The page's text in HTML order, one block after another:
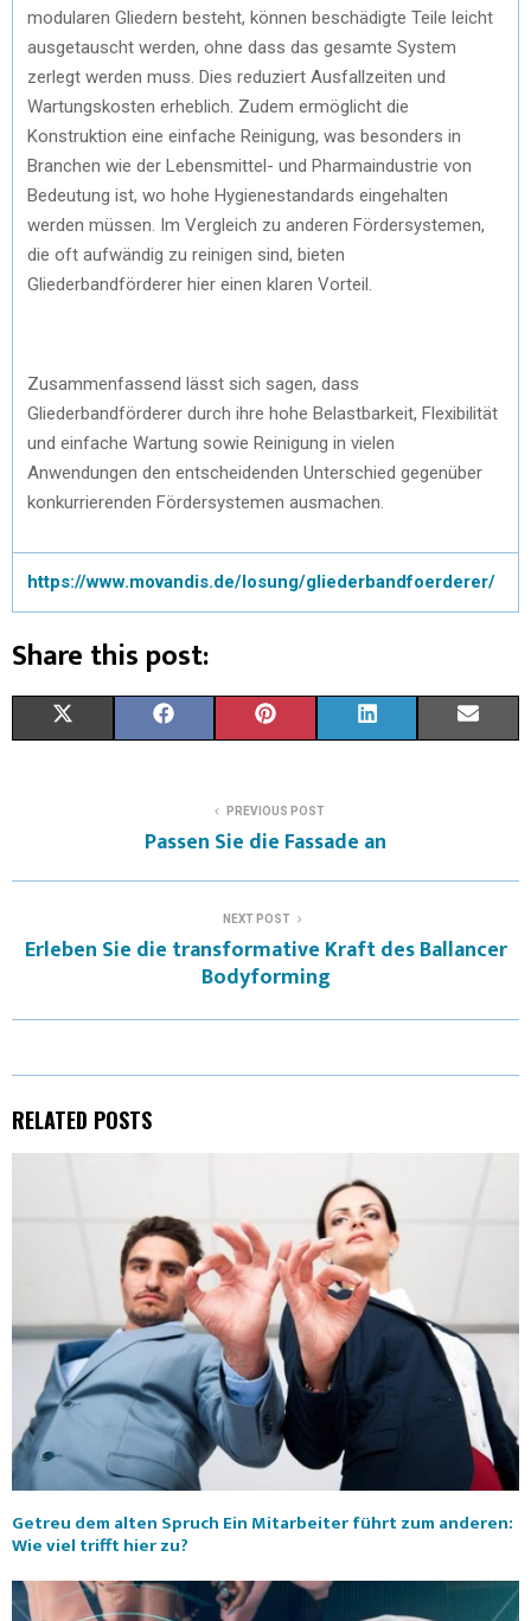
modularen Gliedern besteht, können beschädigte Teile leicht
ausgetauscht werden, ohne dass das gesamte System
zerlegt werden muss. Dies reduziert Ausfallzeiten und
Wartungskosten erheblich. Zudem ermöglicht die
Konstruktion eine einfache Reinigung, was besonders in
Branchen wie der Lebensmittel- und Pharmaindustrie von
Bedeutung ist, wo hohe Hygienestandards eingehalten
werden müssen. Im Vergleich zu anderen Fördersystemen,
die oft aufwändig zu reinigen sind, bieten
Gliederbandförderer hier einen klaren Vorteil.
Zusammenfassend lässt sich sagen, dass
Gliederbandförderer durch ihre hohe Belastbarkeit, Flexibilität
und einfache Wartung sowie Reinigung in vielen
Anwendungen den entscheidenden Unterschied gegenüber
konkurrierenden Fördersystemen ausmachen.
https://www.movandis.de/losung/gliederbandfoerderer/
Share this post:
I
E
E
B
K
N
T
E
E
S
E
N
L
PREVIOUS POST
Passen Sie die Fassade an
NEXT POST
Erleben Sie die transformative Kraft des Ballancer
Bodyforming
RELATED POSTS
Getreu dem alten Spruch Ein Mitarbeiter führt zum anderen:
Wie viel trifft hier zu?